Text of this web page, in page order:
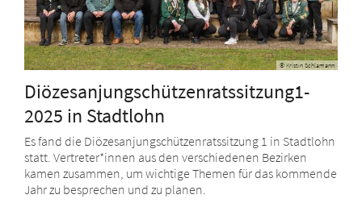
© Kristin Schlamann
Diözesanjungschützenratssitzung1-
2025 in Stadtlohn
Es fand die Diözesanjungschützenratssitzung 1 in Stadtlohn
statt. Vertreter*innen aus den verschiedenen Bezirken
kamen zusammen, um wichtige Themen für das kommende
Jahr zu besprechen und zu planen.